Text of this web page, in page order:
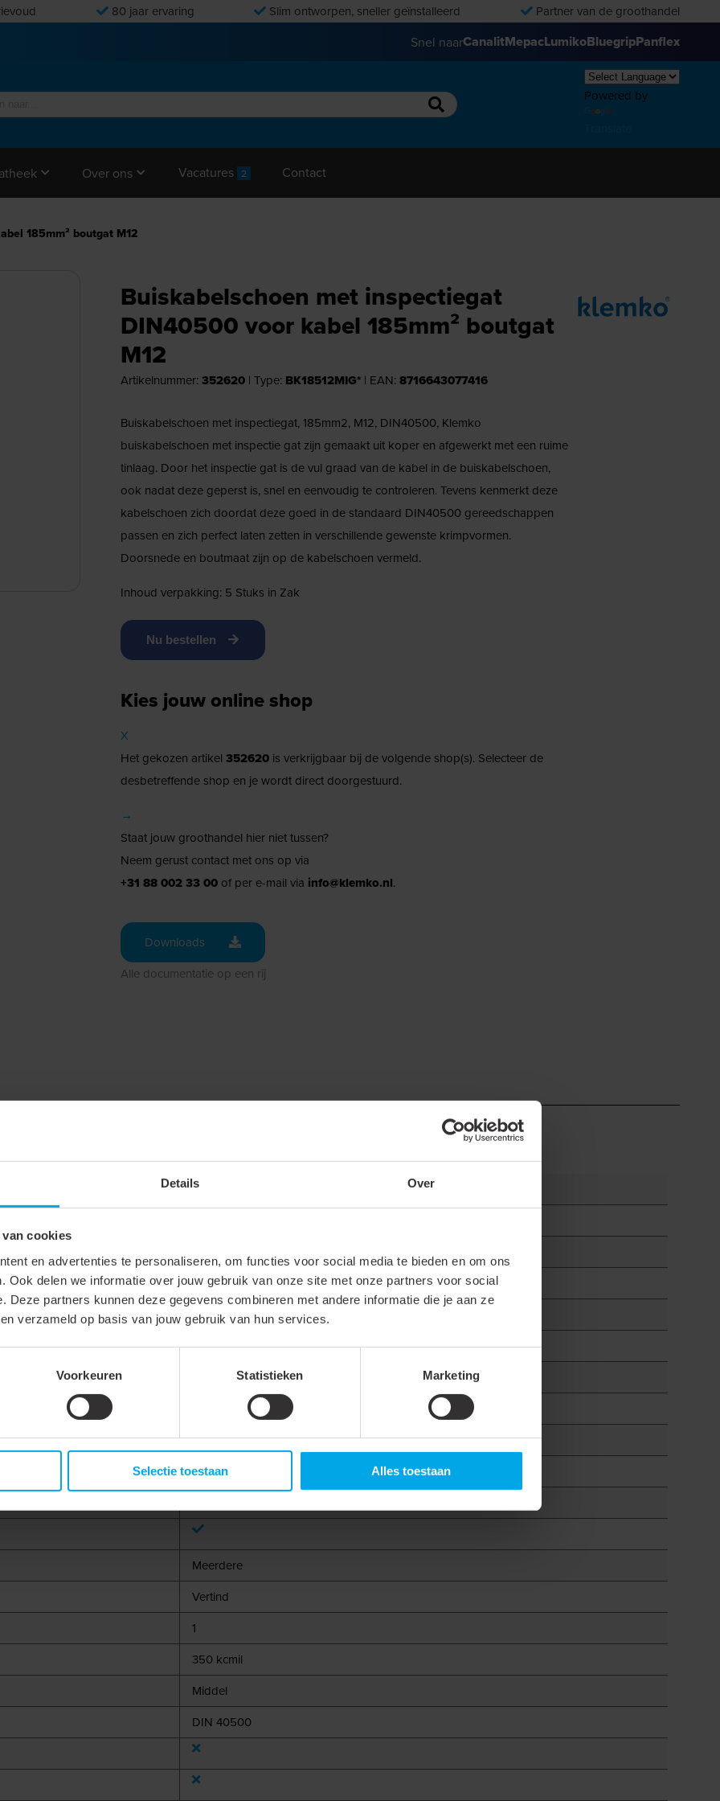
Details Over
cookies
en advertenties te personaliseren, om functies voor social media te bieden en om ons
Ook delen we informatie over jouw gebruik van onze site met onze partners voor social
Deze partners kunnen deze gegevens combineren met andere informatie die je aan ze
verzameld op basis van jouw gebruik van hun services.
Voorkeuren Statistieken Marketing
Selectie toestaan Alles toestaan
80 jaar ervaring Slim ontworpen, sneller geïnstalleerd Partner van de groothandel
Snel naarCanalitMepacLumikoBluegripPanflex
Powered by
Over ons Vacatures 2 Contact
185mm² boutgat M12
Buiskabelschoen met inspectiegat
DIN40500 voor kabel 185mm² boutgat
M12
Artikelnummer: 352620| Type: BK18512MIG* | EAN: 8716643077416
Buiskabelschoen met inspectiegat, 185mm2, M12, DIN40500, Klemko
buiskabelschoen met inspectie gat zijn gemaakt uit koper en afgewerkt met een ruime
tinlaag. Door het inspectie gat is de vul graad van de kabel in de buiskabelschoen,
ook nadat deze geperst is, snel en eenvoudig te controleren. Tevens kenmerkt deze
kabelschoen zich doordat deze goed in de standaard DIN40500 gereedschappen
passen en zich perfect laten zetten in verschillende gewenste krimpvormen.
Doorsnede en boutmaat zijn op de kabelschoen vermeld.
Inhoud verpakking: 5 Stuks in Zak
Nu bestellen
Kies jouw online shop
X
Het gekozen artikel 352620is verkrijgbaar bij de volgende shop(s). Selecteer de
desbetreffende shop en je wordt direct doorgestuurd.
→
Staat jouw groothandel hier niet tussen?
Neem gerust contact met ons op via
+31 88 002 33 00of per e-mail via info@klemko.nl.
Downloads
Alle documentatie op een rij
600 V
12
Koper
Ringkabelschoen
180° (horizontaal)
Ringvormig
Meerdere
Vertind
1
350 kcmil
Middel
DIN 40500